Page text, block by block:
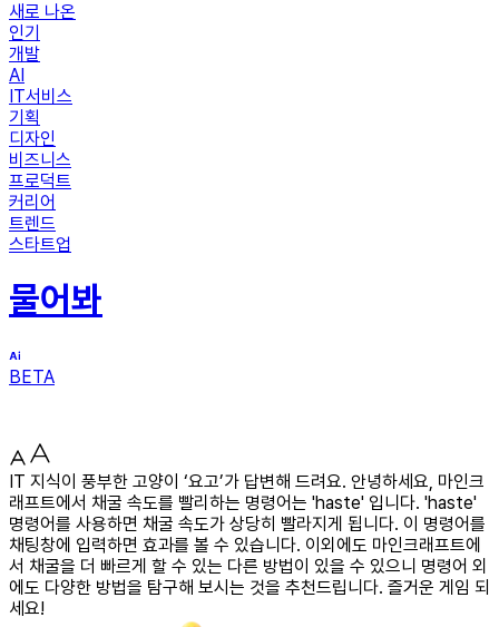
새로 나온
인기
개발
AI
IT서비스
기획
디자인
비즈니스
프로덕트
커리어
트렌드
스타트업
물어봐
BETA
IT 지식이 풍부한 고양이 ‘요고’가 답변해 드려요. 안녕하세요, 마인크
래프트에서 채굴 속도를 빨리하는 명령어는 'haste' 입니다. 'haste'
명령어를 사용하면 채굴 속도가 상당히 빨라지게 됩니다. 이 명령어를
채팅창에 입력하면 효과를 볼 수 있습니다. 이외에도 마인크래프트에
서 채굴을 더 빠르게 할 수 있는 다른 방법이 있을 수 있으니 명령어 외
에도 다양한 방법을 탐구해 보시는 것을 추천드립니다. 즐거운 게임 되
세요!